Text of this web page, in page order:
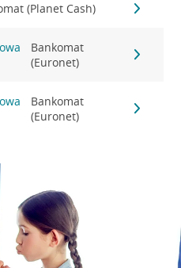
(Planet Cash)
Bankomat
(Euronet)
Bankomat
(Euronet)